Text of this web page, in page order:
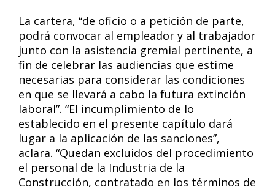
La cartera, “de oficio o a petición de parte,
podrá convocar al empleador y al trabajador
junto con la asistencia gremial pertinente, a
fin de celebrar las audiencias que estime
necesarias para considerar las condiciones
en que se llevará a cabo la futura extinción
laboral”. “El incumplimiento de lo
establecido en el presente capítulo dará
lugar a la aplicación de las sanciones”,
aclara. “Quedan excluidos del procedimiento
el personal de la Industria de la
Construcción, contratado en los términos de